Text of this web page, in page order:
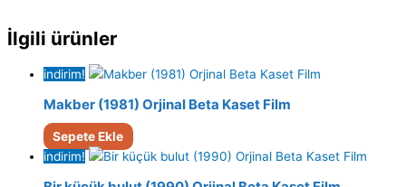
İlgili ürünler
indirim!
Makber (1981) Orjinal Beta Kaset Film
Sepete Ekle
indirim!